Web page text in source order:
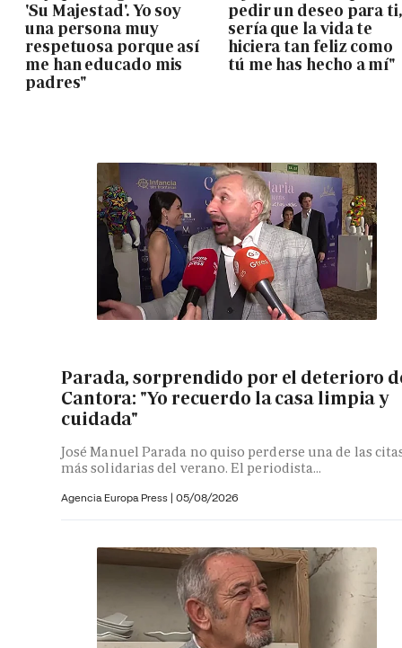
'Su Majestad'. Yo soy
una persona muy
respetuosa porque así
me han educado mis
padres"
pedir un deseo para ti,
sería que la vida te
hiciera tan feliz como
tú me has hecho a mí"
Parada, sorprendido por el deterioro
Cantora: "Yo recuerdo la casa limpia y
cuidada"
José Manuel Parada no quiso perderse una de las
más solidarias del verano. El periodista...
Agencia Europa Press | 05/08/2026